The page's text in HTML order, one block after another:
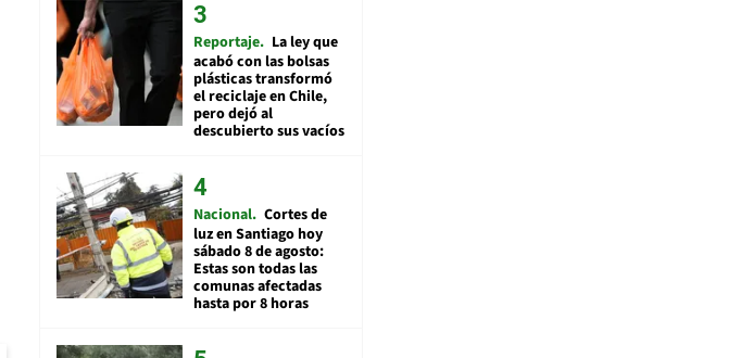
Reportaje La ley que
acabó con las bolsas
plásticas transformó
el reciclaje en Chile,
pero dejó al
descubierto sus vacíos
Nacional Cortes de
luz en Santiago hoy
sábado 8 de agosto:
Estas son todas las
comunas afectadas
hasta por 8 horas